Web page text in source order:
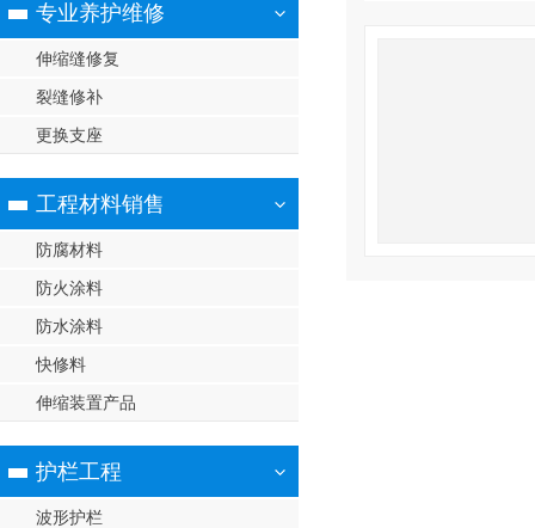
专业养护维修
伸缩缝修复
裂缝修补
更换支座
工程材料销售
防腐材料
防火涂料
防水涂料
快修料
伸缩装置产品
护栏工程
波形护栏